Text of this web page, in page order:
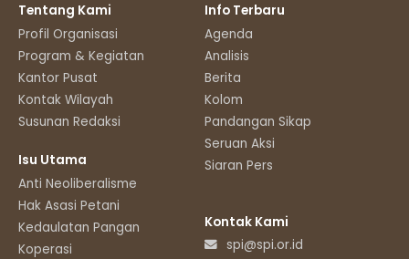
Tentang Kami
Profil Organisasi
Program & Kegiatan
Kantor Pusat
Kontak Wilayah
Susunan Redaksi
Isu Utama
Anti Neoliberalisme
Hak Asasi Petani
Kedaulatan Pangan
Koperasi
Info Terbaru
Agenda
Analisis
Berita
Kolom
Pandangan Sikap
Seruan Aksi
Siaran Pers
Kontak Kami
spi@spi.or.id